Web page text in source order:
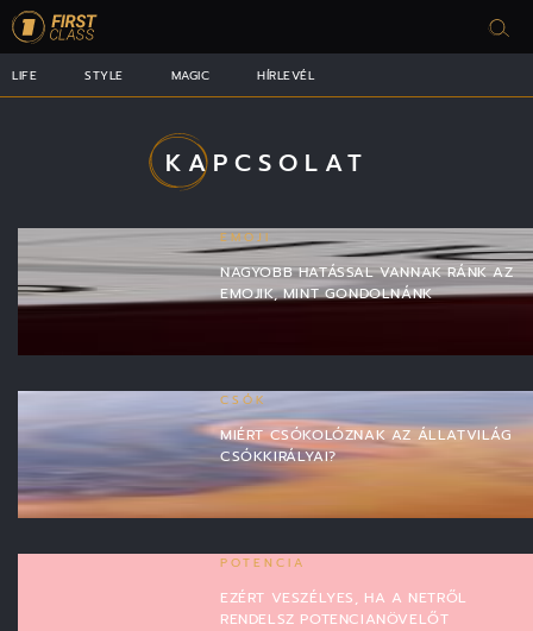
LIFE STYLE MAGIC HÍRLEVÉL
KAPCSOLAT
EMOJI
NAGYOBB HATÁSSAL VANNAK RÁNK AZ
EMOJIK, MINT GONDOLNÁNK
CSÓK
MIÉRT CSÓKOLÓZNAK AZ ÁLLATVILÁG
CSÓKKIRÁLYAI?
POTENCIA
EZÉRT VESZÉLYES, HA A NETRŐL
RENDELSZ POTENCIANÖVELŐT